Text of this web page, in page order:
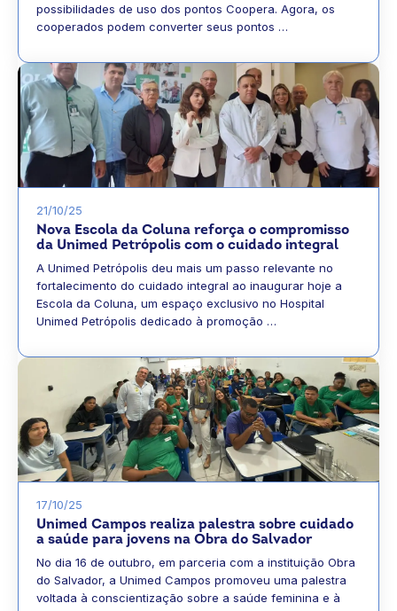
possibilidades de uso dos pontos Coopera. Agora, os
cooperados podem converter seus pontos …
21/10/25
Nova Escola da Coluna reforça o compromisso
da Unimed Petrópolis com o cuidado integral
A Unimed Petrópolis deu mais um passo relevante no
fortalecimento do cuidado integral ao inaugurar hoje a
Escola da Coluna, um espaço exclusivo no Hospital
Unimed Petrópolis dedicado à promoção …
17/10/25
Unimed Campos realiza palestra sobre cuidado
a saúde para jovens na Obra do Salvador
No dia 16 de outubro, em parceria com a instituição Obra
do Salvador, a Unimed Campos promoveu uma palestra
voltada à conscientização sobre a saúde feminina e à